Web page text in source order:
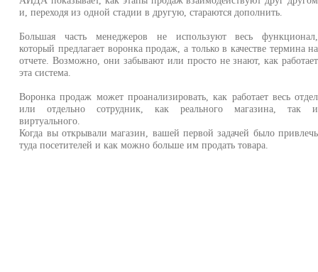
и, переходя из одной стадии в другую, стараются дополнить.
Большая часть менеджеров не используют весь функционал,
который предлагает воронка продаж, а только в качестве термина на
отчете. Возможно, они забывают или просто не знают, как работает
эта система.
Воронка продаж может проанализировать, как работает весь отдел
или отдельно сотрудник, как реального магазина, так и
виртуального.
Когда вы открывали магазин, вашей первой задачей было привлечь
туда посетителей и как можно больше им продать товара.